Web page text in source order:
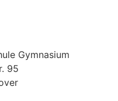
Gymnasium
95